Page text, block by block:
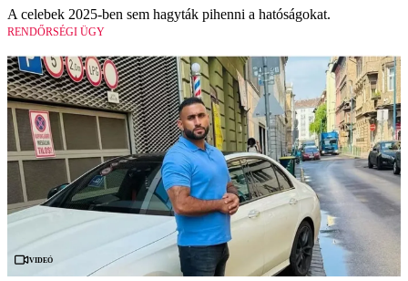
A celebek 2025-ben sem hagyták pihenni a hatóságokat.
RENDŐRSÉGI ÜGY
Videó